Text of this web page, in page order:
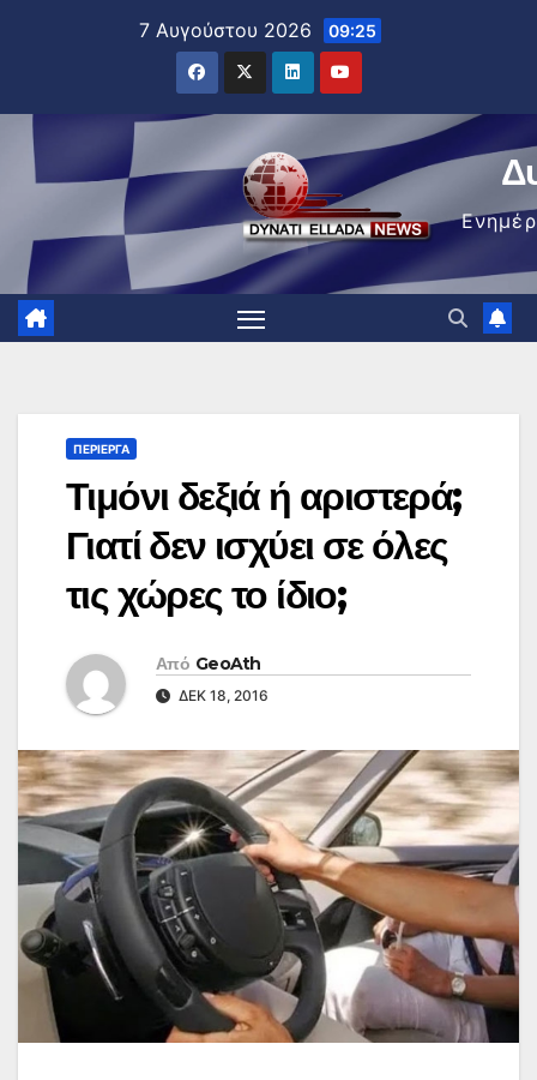
7 Αυγούστου 2026 09:25
ΠΕΡΊΕΡΓΑ
Τιμόνι δεξιά ή αριστερά;
Γιατί δεν ισχύει σε όλες
τις χώρες το ίδιο;
Από GeoAth
ΔΕΚ 18, 2016